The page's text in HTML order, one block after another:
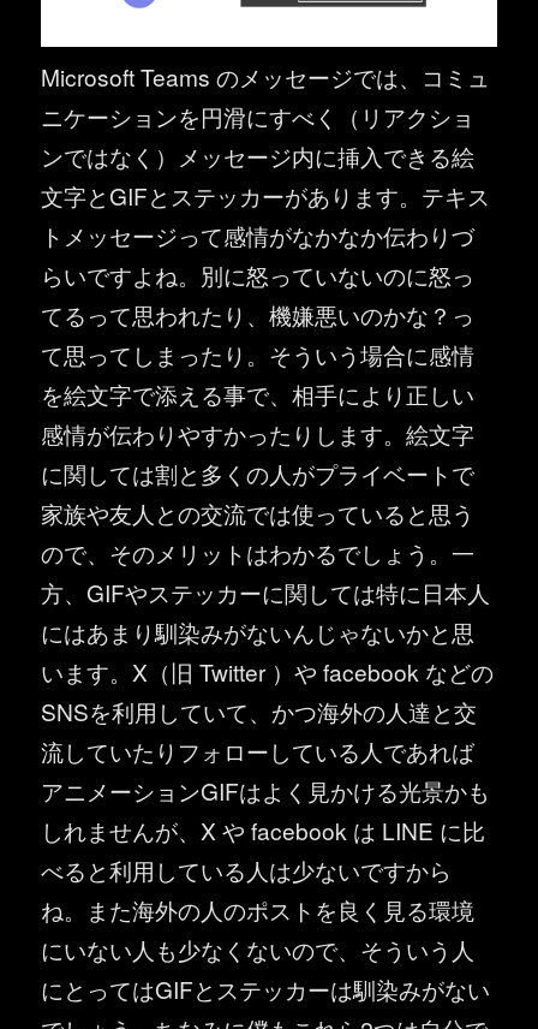
Microsoft Teams のメッセージでは、コミュ
ニケーションを円滑にすべく（リアクショ
ンではなく）メッセージ内に挿入できる絵
文字とGIFとステッカーがあります。テキス
トメッセージって感情がなかなか伝わりづ
らいですよね。別に怒っていないのに怒っ
てるって思われたり、機嫌悪いのかな？っ
て思ってしまったり。そういう場合に感情
を絵文字で添える事で、相手により正しい
感情が伝わりやすかったりします。絵文字
に関しては割と多くの人がプライベートで
家族や友人との交流では使っていると思う
ので、そのメリットはわかるでしょう。一
方、GIFやステッカーに関しては特に日本人
にはあまり馴染みがないんじゃないかと思
います。X（旧 Twitter ）や facebook などの
SNSを利用していて、かつ海外の人達と交
流していたりフォローしている人であれば
アニメーションGIFはよく見かける光景かも
しれませんが、X や facebook は LINE に比
べると利用している人は少ないですから
ね。また海外の人のポストを良く見る環境
にいない人も少なくないので、そういう人
にとってはGIFとステッカーは馴染みがない